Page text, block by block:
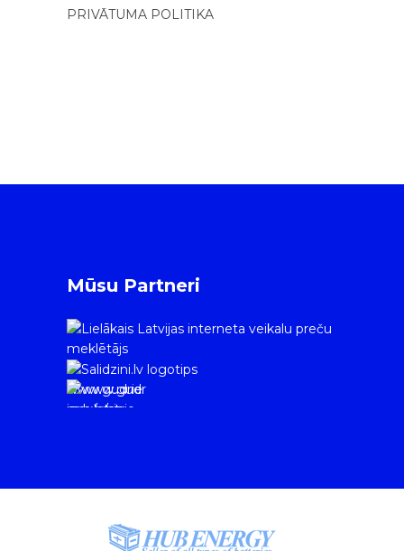
PRIVĀTUMA POLITIKA
Mūsu Partneri
www.gudrie
m.lv/atrie-